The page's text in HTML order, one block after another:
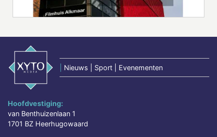
Nieuws | Sport | Evenementen
Hoofdvestiging:
van Benthuizenlaan 1
1701 BZ Heerhugowaard